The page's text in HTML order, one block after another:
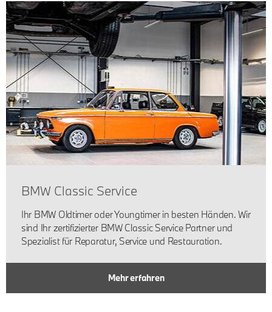
BMW Classic Service
Ihr BMW Oldtimer oder Youngtimer in besten Händen. Wir
sind Ihr zertifizierter BMW Classic Service Partner und
Spezialist für Reparatur, Service und Restauration.
Mehr erfahren